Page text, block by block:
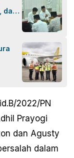
dan
2022/PN
Prayogi
dan Agusty
dalam